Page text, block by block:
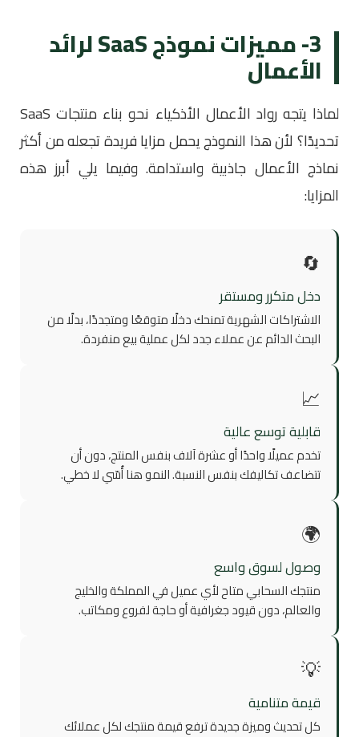
3- مميزات نموذج SaaS لرائد
الأعمال
لماذا يتجه رواد الأعمال الأذكياء نحو بناء منتجات SaaS
تحديدًا؟ لأن هذا النموذج يحمل مزايا فريدة تجعله من أكثر
نماذج الأعمال جاذبية واستدامة. وفيما يلي أبرز هذه
المزايا:
🔄
دخل متكرر ومستقر
الاشتراكات الشهرية تمنحك دخلًا متوقعًا ومتجددًا، بدلًا من
البحث الدائم عن عملاء جدد لكل عملية بيع منفردة.
📈
قابلية توسع عالية
تخدم عميلًا واحدًا أو عشرة آلاف بنفس المنتج، دون أن
تتضاعف تكاليفك بنفس النسبة. النمو هنا أُسّي لا خطي.
🌍
وصول لسوق واسع
منتجك السحابي متاح لأي عميل في المملكة والخليج
والعالم، دون قيود جغرافية أو حاجة لفروع ومكاتب.
💡
قيمة متنامية
كل تحديث وميزة جديدة ترفع قيمة منتجك لكل عملائك